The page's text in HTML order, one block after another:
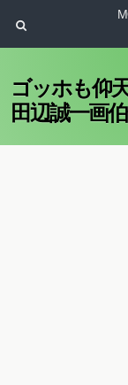
ゴッホも仰
田辺誠一画